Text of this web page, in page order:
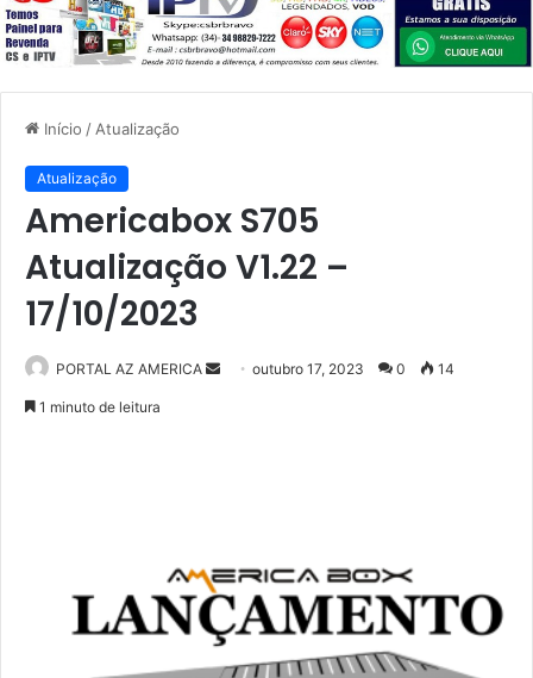
Início / Atualização
Atualização
Americabox S705
Atualização V1.22 –
17/10/2023
PORTAL AZ AMERICA
e
-
m
outubro 17, 2023 0 14
1 minuto de leitura